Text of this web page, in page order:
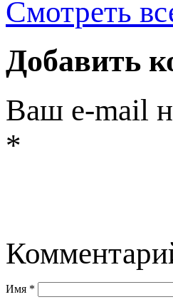
Смотреть
Добавить
Ваш e-mail
*
Имя *